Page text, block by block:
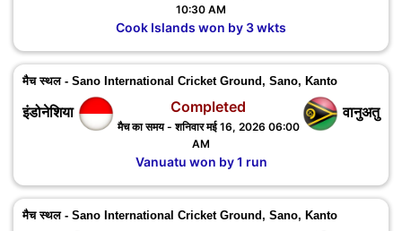
10:30 AM
Cook Islands won by 3 wkts
मैच स्थल - Sano International Cricket Ground, Sano, Kanto
इंडोनेशिया वानुअतु
Completed
मैच का समय - शनिवार मई 16, 2026 06:00
AM
Vanuatu won by 1 run
मैच स्थल - Sano International Cricket Ground, Sano, Kanto